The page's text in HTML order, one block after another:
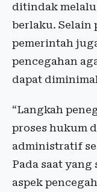
ditindak
berlaku. Selain
pemerintah
pencegahan
dapat
“Langkah
proses hukum
administratif
Pada saat
aspek